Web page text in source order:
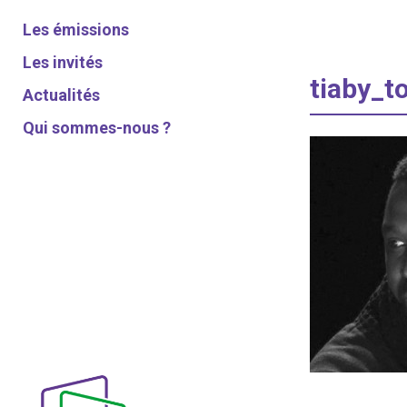
Les émissions
Les invités
Actualités
Qui sommes-nous ?